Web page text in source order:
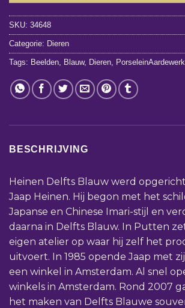
SKU: 34648
Categorie: Dieren
Tags: Beelden Blauw, Dieren
BESCHRIJVING
Heinen Delfts Blauw werd
Jaap Heinen. Hij begon met het
Japanse en Chinese Imari-stijl en
daarna in Delfts Blauw. In Putten
eigen atelier op waar hij zelf het
uitvoert. In 1985 opende Jaap met
een winkel in Amsterdam. Al snel
winkels in Amsterdam. Rond 2007
het maken van Delfts Blauwe